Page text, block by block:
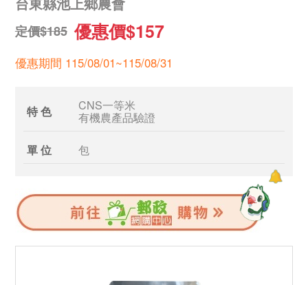
定價$185 優惠價$157
優惠期間 115/08/01~115/08/31
特 色 CNS一等米
有機農產品驗證
單 位 包